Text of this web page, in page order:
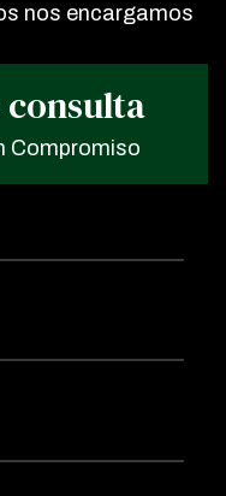
nos encargamos
Compromiso